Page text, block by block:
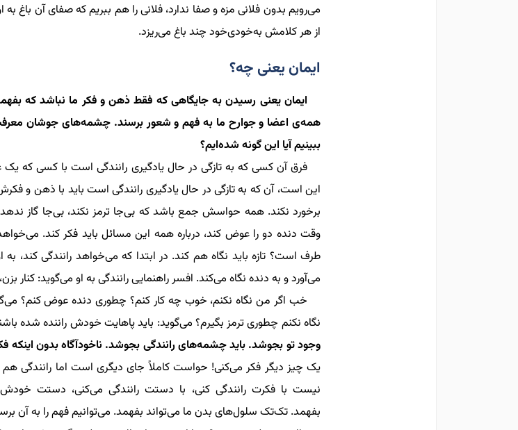
میرویم بدون فلانی مزه و صفا ندارد، فلانی را هم ببریم که صفای آن باغ
از هر کلامش به‌خودی‌خود چند باغ می‌ریزد.
ایمان یعنی چه؟
ایمان یعنی رسیدن به جایگاهی که فقط ذهن و فکر ما نباشد که
همه‌ی اعضا و جوارح ما به فهم و شعور برسند. چشمه‌های جوشان
ببینیم آیا این گونه شده‌ایم؟
فرق آن کسی که به تازگی در حال یادگیری رانندگی است با کسی که
این است، آن که به تازگی در حال یادگیری رانندگی است باید با ذهن و
برخورد نکند. همه حواسش جمع باشد که بی‌جا ترمز نکند، بی‌جا گاز
وقت دنده دو را عوض کند، درباره همه این مسائل باید فکر کند.
طرف است؟ تازه باید نگاه هم کند. در ابتدا که می‌خواهد رانندگی کند، به
می‌آورد و به دنده نگاه می‌کند. افسر راهنمایی رانندگی به او می‌گوید: کنار
خب اگر من نگاه نکنم، خوب چه کار کنم؟ چطوری دنده عوض کنم؟
نگاه نکنم چطوری ترمز بگیرم؟ می‌گوید: باید پاهایت خودش راننده شده
وجود تو بجوشد. باید چشمه‌های رانندگی بجوشد. ناخودآگاه بدون اینکه
یک چیز دیگر فکر می‌کنی! حواست کاملاً جای دیگری است اما رانندگی هم
نیست با فکرت رانندگی کنی، با دستت رانندگی می‌کنی، دستت
بفهمد. تک‌تک سلول‌های بدن ما می‌تواند بفهمد‌. می‌توانیم فهم را به آن